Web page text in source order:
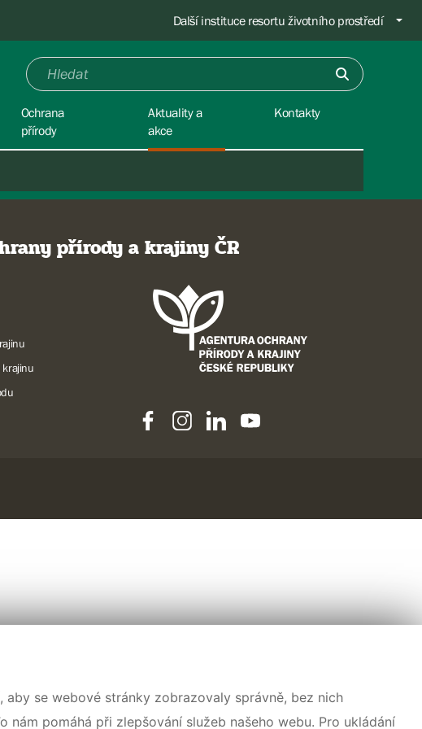
Další instituce resortu životního prostředí
Ochrana
přírody
Aktuality a
akce
Kontakty
přírody a krajiny ČR
krajinu
se webové stránky zobrazovaly správně, bez nich
pomáhá při zlepšování služeb našeho webu. Pro ukládání